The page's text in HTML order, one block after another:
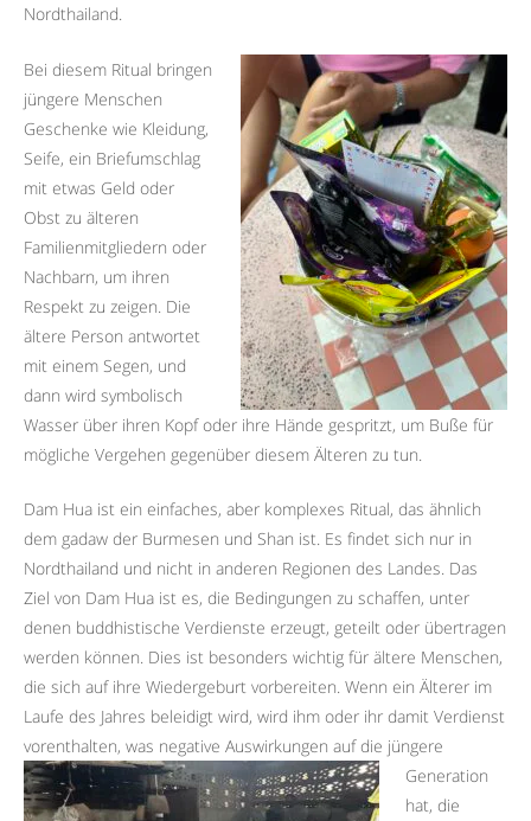
Nordthailand.
Bei diesem Ritual bringen
jüngere Menschen
Geschenke wie Kleidung,
Seife, ein Briefumschlag
mit etwas Geld oder
Obst zu älteren
Familienmitgliedern oder
Nachbarn, um ihren
Respekt zu zeigen. Die
ältere Person antwortet
mit einem Segen, und
dann wird symbolisch
Wasser über ihren Kopf oder ihre Hände gespritzt, um Buße für
mögliche Vergehen gegenüber diesem Älteren zu tun.
Dam Hua ist ein einfaches, aber komplexes Ritual, das ähnlich
dem gadaw der Burmesen und Shan ist. Es findet sich nur in
Nordthailand und nicht in anderen Regionen des Landes. Das
Ziel von Dam Hua ist es, die Bedingungen zu schaffen, unter
denen buddhistische Verdienste erzeugt, geteilt oder übertragen
werden können. Dies ist besonders wichtig für ältere Menschen,
die sich auf ihre Wiedergeburt vorbereiten. Wenn ein Älterer im
Laufe des Jahres beleidigt wird, wird ihm oder ihr damit Verdienst
vorenthalten, was negative Auswirkungen auf die jüngere
Generation
hat, die